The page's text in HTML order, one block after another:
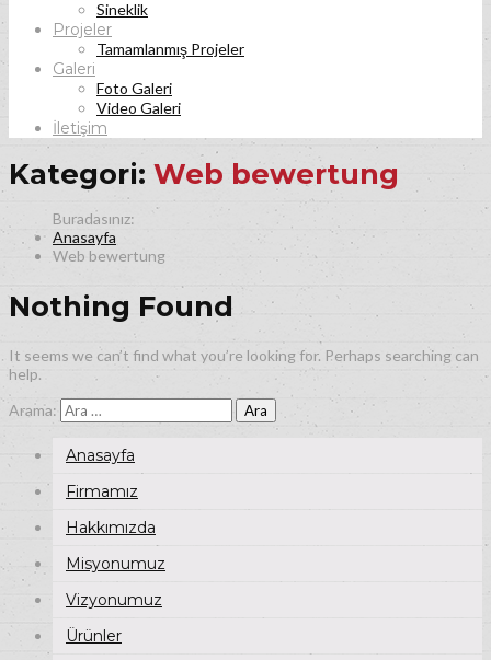
Sineklik
Projeler
Tamamlanmış Projeler
Galeri
Foto Galeri
Video Galeri
İletişim
Kategori: Web bewertung
Anasayfa
Web bewertung
Nothing Found
It seems we can’t find what you’re looking for. Perhaps searching can
help.
Arama:
Anasayfa
Firmamız
Hakkımızda
Misyonumuz
Vizyonumuz
Ürünler